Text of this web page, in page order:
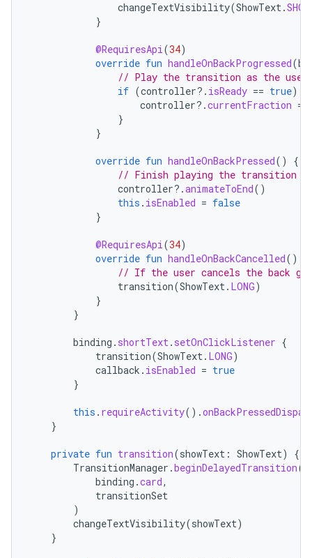
changeTextVisibility(ShowText.
}
@RequiresApi(34)
override fun handleOnBackProgressed(
// Play the transition as the user
if (controller?. isReady == true)
controller?.currentFraction =
}
}
override fun handleOnBackPressed()
{
// Finish playing the transition
controller?.animateToEnd()
this . isEnabled = false
}
@RequiresApi(34)
override fun handleOnBackCancelled()
// If the user cancels the back
transition(ShowText. LONG)
}
}
binding . shortText. setOnClickListener {
transition(ShowText. LONG)
callback . isEnabled = true
}
this . requireActivity().
}
private fun transition(showText : ShowText)
{
TransitionManager .beginDelayedTransition(
binding .card,
transitionSet
)
changeTextVisibility(showText)
}